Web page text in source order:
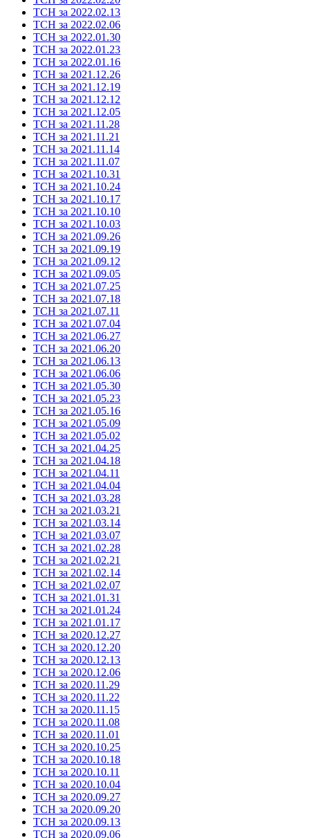
ТСН за 2022.02.13
ТСН за 2022.02.06
ТСН за 2022.01.30
ТСН за 2022.01.23
ТСН за 2022.01.16
ТСН за 2021.12.26
ТСН за 2021.12.19
ТСН за 2021.12.12
ТСН за 2021.12.05
ТСН за 2021.11.28
ТСН за 2021.11.21
ТСН за 2021.11.14
ТСН за 2021.11.07
ТСН за 2021.10.31
ТСН за 2021.10.24
ТСН за 2021.10.17
ТСН за 2021.10.10
ТСН за 2021.10.03
ТСН за 2021.09.26
ТСН за 2021.09.19
ТСН за 2021.09.12
ТСН за 2021.09.05
ТСН за 2021.07.25
ТСН за 2021.07.18
ТСН за 2021.07.11
ТСН за 2021.07.04
ТСН за 2021.06.27
ТСН за 2021.06.20
ТСН за 2021.06.13
ТСН за 2021.06.06
ТСН за 2021.05.30
ТСН за 2021.05.23
ТСН за 2021.05.16
ТСН за 2021.05.09
ТСН за 2021.05.02
ТСН за 2021.04.25
ТСН за 2021.04.18
ТСН за 2021.04.11
ТСН за 2021.04.04
ТСН за 2021.03.28
ТСН за 2021.03.21
ТСН за 2021.03.14
ТСН за 2021.03.07
ТСН за 2021.02.28
ТСН за 2021.02.21
ТСН за 2021.02.14
ТСН за 2021.02.07
ТСН за 2021.01.31
ТСН за 2021.01.24
ТСН за 2021.01.17
ТСН за 2020.12.27
ТСН за 2020.12.20
ТСН за 2020.12.13
ТСН за 2020.12.06
ТСН за 2020.11.29
ТСН за 2020.11.22
ТСН за 2020.11.15
ТСН за 2020.11.08
ТСН за 2020.11.01
ТСН за 2020.10.25
ТСН за 2020.10.18
ТСН за 2020.10.11
ТСН за 2020.10.04
ТСН за 2020.09.27
ТСН за 2020.09.20
ТСН за 2020.09.13
ТСН за 2020.09.06